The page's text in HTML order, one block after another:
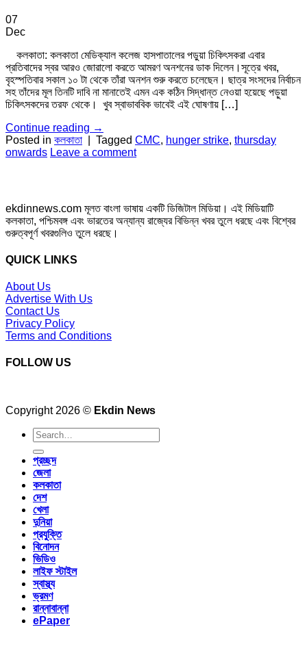
07
Dec
কলকাতা: কলকাতা মেডিক্যাল কলেজ হাসপাতালের পড়ুয়া চিকিৎসকরা এবার
প্রতিবাদের স্বর আরও জোরালো করতে আমরণ অনশনের ডাক দিলেন।সূত্রে খবর,
বৃহস্পতিবার সকাল ১০ টা থেকে তাঁরা অনশন শুরু করতে চলেছেন। ছাত্র সংসদের নির্বাচন
সহ তাঁদের মূল তিনটি দাবি না মানাতেই এমন এক কঠিন সিদ্ধান্ত নেওয়া হয়েছে পড়ুয়া
চিকিৎসকদের তরফ থেকে। খুব স্বাভাববিক ভাবেই এই ঘোষণায় […]
Continue reading →
Posted in কলকাতা Tagged CMC, hunger strike, thursday
onwards Leave a comment
ekdinnews.com মূলত বাংলা ভাষায় একটি ডিজিটাল মিডিয়া। এই মিডিয়াটি
কলকাতা, পশ্চিমবঙ্গ এবং ভারতের অন্যান্য রাজ্যের বিভিন্ন খবর তুলে ধরছে এবং বিশ্বের
গুরুত্বপূর্ণ খবরগুলিও তুলে ধরছে।
QUICK LINKS
About Us
Advertise With Us
Contact Us
Privacy Policy
Terms and Conditions
FOLLOW US
Copyright 2026 © Ekdin News
প্রচ্ছদ
জেলা
কলকাতা
দেশ
খেলা
দুনিয়া
প্রযুক্তি
বিনোদন
ভিডিও
লাইফ স্টাইল
স্বাস্থ্য
ভ্রমণ
রান্নাবান্না
ePaper